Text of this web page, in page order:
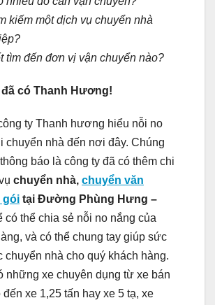
kiếm một dịch vụ chuyển nhà
tìm đến đơn vị vận chuyển nào?
có Thanh Hương!
ty Thanh hương hiểu nỗi no
chuyển nhà đến nơi đây. Chúng
báo là công ty đã có thêm chi
chuyển nhà, chuyển văn
gói tại Đường Phùng Hưng –
có thể chia sẻ nỗi no nắng của
và có thể chung tay giúp sức
chuyển nhà cho quý khách hàng.
những xe chuyên dụng từ xe bán
đến xe 1,25 tấn hay xe 5 tạ, xe